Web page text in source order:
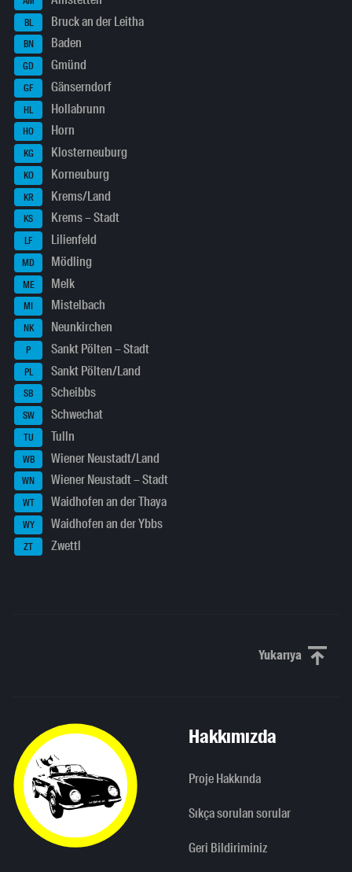
BL Bruck an der Leitha
BN Baden
GD Gmünd
GF Gänserndorf
HL Hollabrunn
HO Horn
KG Klosterneuburg
KO Korneuburg
KR Krems/Land
KS Krems – Stadt
LF Lilienfeld
MD Mödling
ME Melk
MI Mistelbach
NK Neunkirchen
P Sankt Pölten – Stadt
PL Sankt Pölten/Land
SB Scheibbs
SW Schwechat
TU Tulln
WB Wiener Neustadt/Land
WN Wiener Neustadt – Stadt
WT Waidhofen an der Thaya
WY Waidhofen an der Ybbs
ZT Zwettl
YukarıyaYukarı
Hakkımızda
Proje Hakkında
Sıkça sorulan sorular
Geri Bildiriminiz